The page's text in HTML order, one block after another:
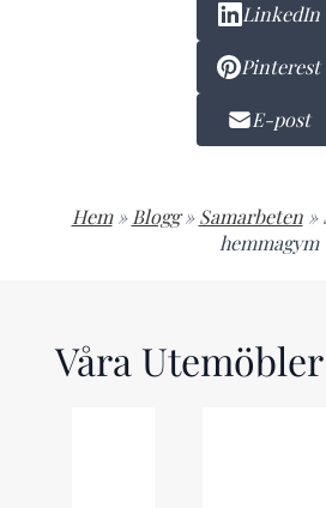
LinkedIn
Pinterest
E-post
Hem » Blogg » Samarbeten »
hemmagym
Våra